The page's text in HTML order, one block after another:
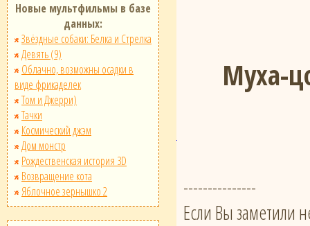
Новые мультфильмы в базе
данных:
Звёздные собаки: Белка и Стрелка
Девять (9)
Облачно, возможны осадки в
виде фрикаделек
Том и Джерри)
Тачки
Космический джэм
Дом монстр
Рождественская история 3D
Возвращение кота
Яблочное зернышко 2
Муха-
---------------
Если Вы заметили